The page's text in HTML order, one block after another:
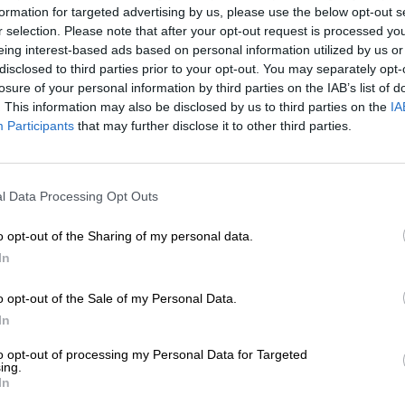
for targeted advertising by us, please use the below opt-out
selection. Please note that after your opt-out request is processed
interest-based ads based on personal information utilized by us
to third parties prior to your opt-out. You may separately
of your personal information by third parties on the IAB’s list of
This information may also be disclosed by us to third parties on the
Participants that may further disclose it to other third parties.
Data Processing Opt Outs
opt-out of the Sharing of my personal data.
opt-out of the Sale of my Personal Data.
opt-out of processing my Personal Data for Targeted
* Prijzen zijn inclusief wettelijke BTW. PlusScheepvaartplus
* Prijzen zijn inclusief accijns
Omschrijving Info Beoordelingen (2)
Black Phillip van La Debauche is een heel bijzondere
gefermenteerd met Brettanomyces-gist. Deze
de ambachtelijke biersector. Grote industriële
omdat deze een ongecontroleerde gisting
ambachtelijke bierbrouwers graag aangaan! In het
op fruitschillen. Vroeger kwamen boomgaarden veel
een in de buurt van de brouwerij lag. Omdat de
vaak voor dat de wilde gisten in het bier
armen ontvangen en gewaardeerd om hun
verdelen de biergemeenschap in twee kampen. Houd
Zoals verwacht heeft Black Phillip een diepzwarte